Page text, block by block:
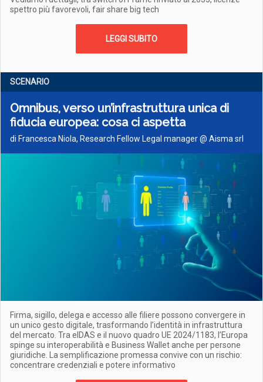
spettro più favorevoli, fair share big tech
LEGGI SUBITO
SCENARIO
Omnibus, verso un’infrastruttura unica di
fiducia europea: cosa ci aspetta
di Francesca Niola, Research Fellow Legal manager @ Aisma srl
Firma, sigillo, delega e accesso alle filiere possono convergere in
un unico gesto digitale, trasformando l’identità in infrastruttura
del mercato. Tra eIDAS e il nuovo quadro UE 2024/1183, l’Europa
spinge su interoperabilità e Business Wallet anche per persone
giuridiche. La semplificazione promessa convive con un rischio:
concentrare credenziali e potere informativo